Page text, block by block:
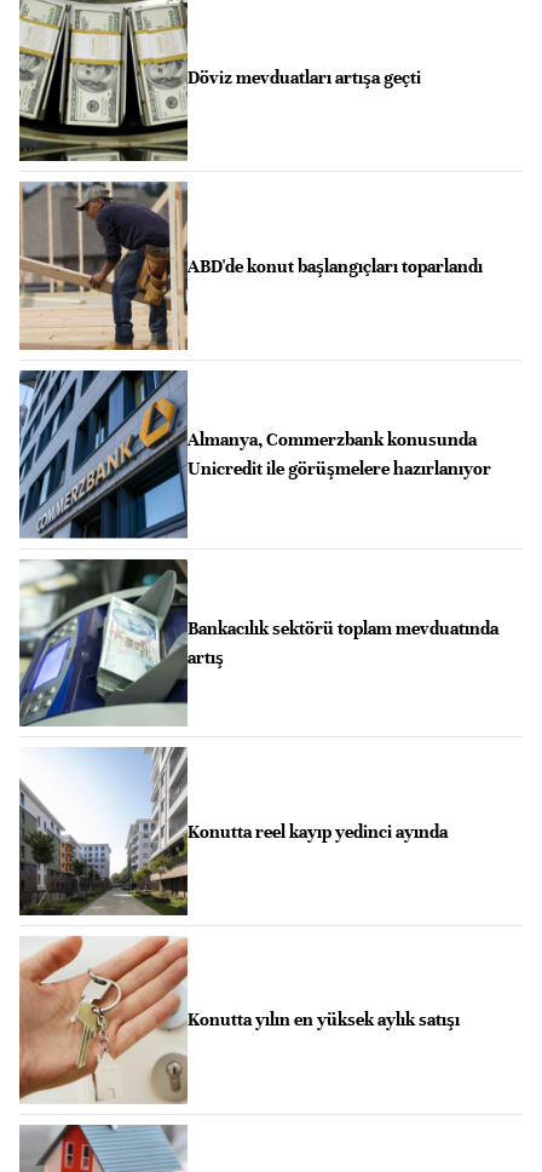
Döviz mevduatları artışa geçti
ABD'de konut başlangıçları toparlandı
Almanya, Commerzbank konusunda
Unicredit ile görüşmelere hazırlanıyor
Bankacılık sektörü toplam mevduatında
artış
Konutta reel kayıp yedinci ayında
Konutta yılın en yüksek aylık satışı